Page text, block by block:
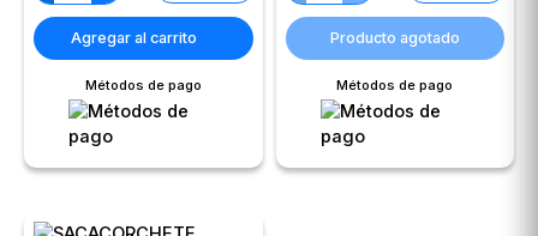
Agregar al carrito
Métodos de pago
Producto agotado
Métodos de pago